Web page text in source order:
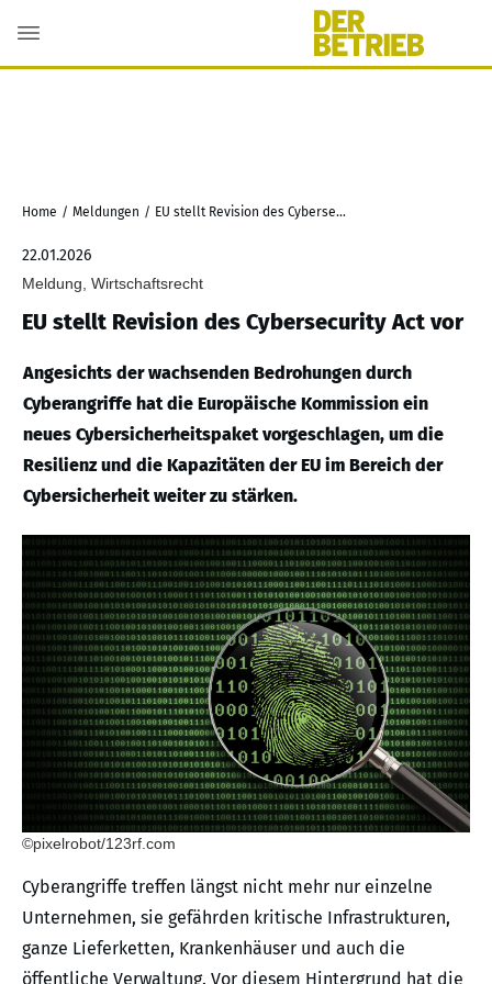
Home / Meldungen / EU stellt Revision des Cybersecurity Act vor
22.01.2026
Meldung, Wirtschaftsrecht
EU stellt Revision des Cybersecurity Act vor
Angesichts der wachsenden Bedrohungen durch
Cyberangriffe hat die Europäische Kommission ein
neues Cybersicherheitspaket vorgeschlagen, um die
Resilienz und die Kapazitäten der EU im Bereich der
Cybersicherheit weiter zu stärken.
©pixelrobot/123rf.com
Cyberangriffe treffen längst nicht mehr nur einzelne
Unternehmen, sie gefährden kritische Infrastrukturen,
ganze Lieferketten, Krankenhäuser und auch die
öffentliche Verwaltung. Vor diesem Hintergrund hat die